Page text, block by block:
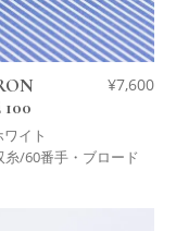
イト
¥7,600
糸/60番手・ブロード